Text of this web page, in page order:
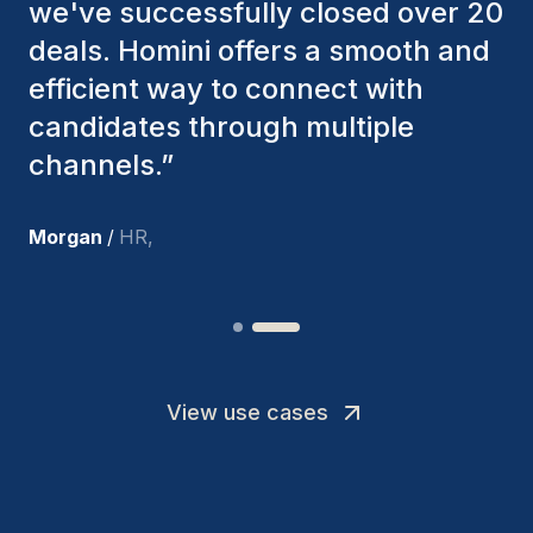
factors to ensure they present the
best candidates. The individuals
we've hired are still with us, and
I’m truly pleased with the new
team members.
Joakin / Deputy-AMLCO
View use cases